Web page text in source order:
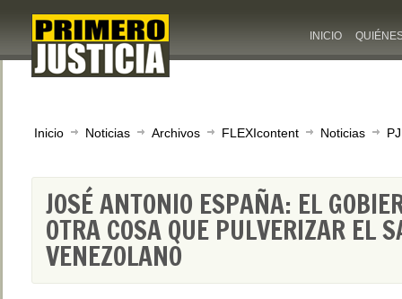
INICIO
Inicio Noticias Archivos FLEXIcontent Noticias
JOSÉ ANTONIO ESPAÑA: EL
OTRA COSA QUE PULVERIZAR EL
VENEZOLANO